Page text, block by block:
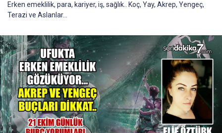
Erken emeklilik, para, kariyer, iş, sağlık.. Koç, Yay, Akrep, Yengeç,
Terazi ve Aslanlar...